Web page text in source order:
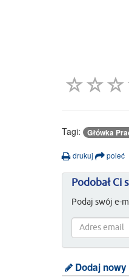
Tagi:
Główka
drukuj poleć
Podobał Ci
Podaj swój e-
Dodaj